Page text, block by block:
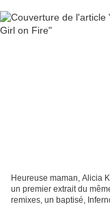
Heureuse maman, Alicia
un premier extrait du
remixes, un baptisé,